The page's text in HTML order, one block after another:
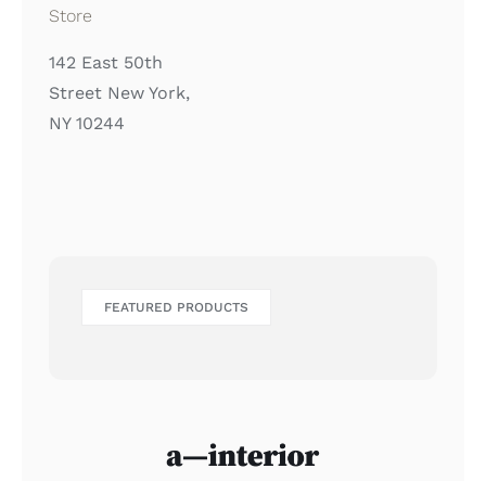
Store
142 East 50th
Street New York,
NY 10244
FEATURED PRODUCTS